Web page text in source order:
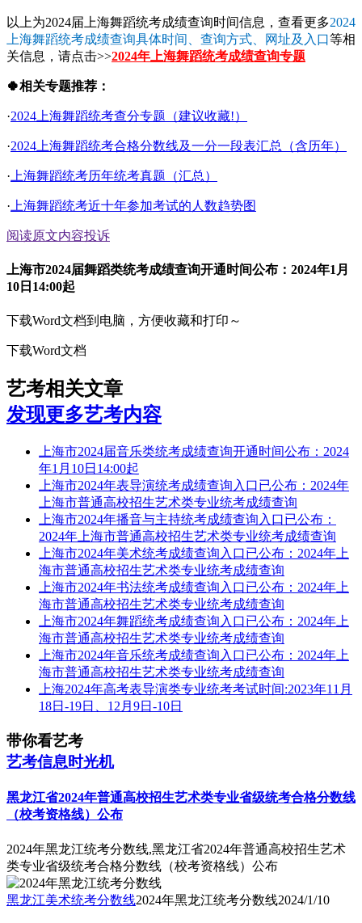
以上为2024届上海舞蹈统考成绩查询时间信息，查看更多2024
上海舞蹈统考成绩查询具体时间、查询方式、网址及入口等相
关信息，请点击>>2024年上海舞蹈统考成绩查询专题
🍀相关专题推荐：
·2024上海舞蹈统考查分专题（建议收藏!）
·2024上海舞蹈统考合格分数线及一分一段表汇总（含历年）
· 上海舞蹈统考历年统考真题（汇总）
· 上海舞蹈统考近十年参加考试的人数趋势图
阅读原文内容投诉
上海市2024届舞蹈类统考成绩查询开通时间公布：2024年1月
10日14:00起
下载Word文档到电脑，方便收藏和打印～
下载Word文档
艺考相关文章
发现更多艺考内容
上海市2024届音乐类统考成绩查询开通时间公布：2024
年1月10日14:00起
上海市2024年表导演统考成绩查询入口已公布：2024年
上海市普通高校招生艺术类专业统考成绩查询
上海市2024年播音与主持统考成绩查询入口已公布：
2024年上海市普通高校招生艺术类专业统考成绩查询
上海市2024年美术统考成绩查询入口已公布：2024年上
海市普通高校招生艺术类专业统考成绩查询
上海市2024年书法统考成绩查询入口已公布：2024年上
海市普通高校招生艺术类专业统考成绩查询
上海市2024年舞蹈统考成绩查询入口已公布：2024年上
海市普通高校招生艺术类专业统考成绩查询
上海市2024年音乐统考成绩查询入口已公布：2024年上
海市普通高校招生艺术类专业统考成绩查询
上海2024年高考表导演类专业统考考试时间:2023年11月
18日-19日、12月9日-10日
带你看艺考
艺考信息时光机
黑龙江省2024年普通高校招生艺术类专业省级统考合格分数线
（校考资格线）公布
2024年黑龙江统考分数线,黑龙江省2024年普通高校招生艺术
类专业省级统考合格分数线（校考资格线）公布
黑龙江美术统考分数线2024年黑龙江统考分数线2024/1/10